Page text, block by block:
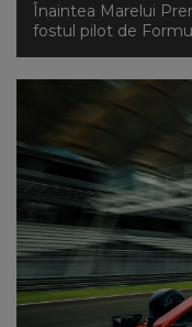
Înaintea Marelui
fostul pilot de